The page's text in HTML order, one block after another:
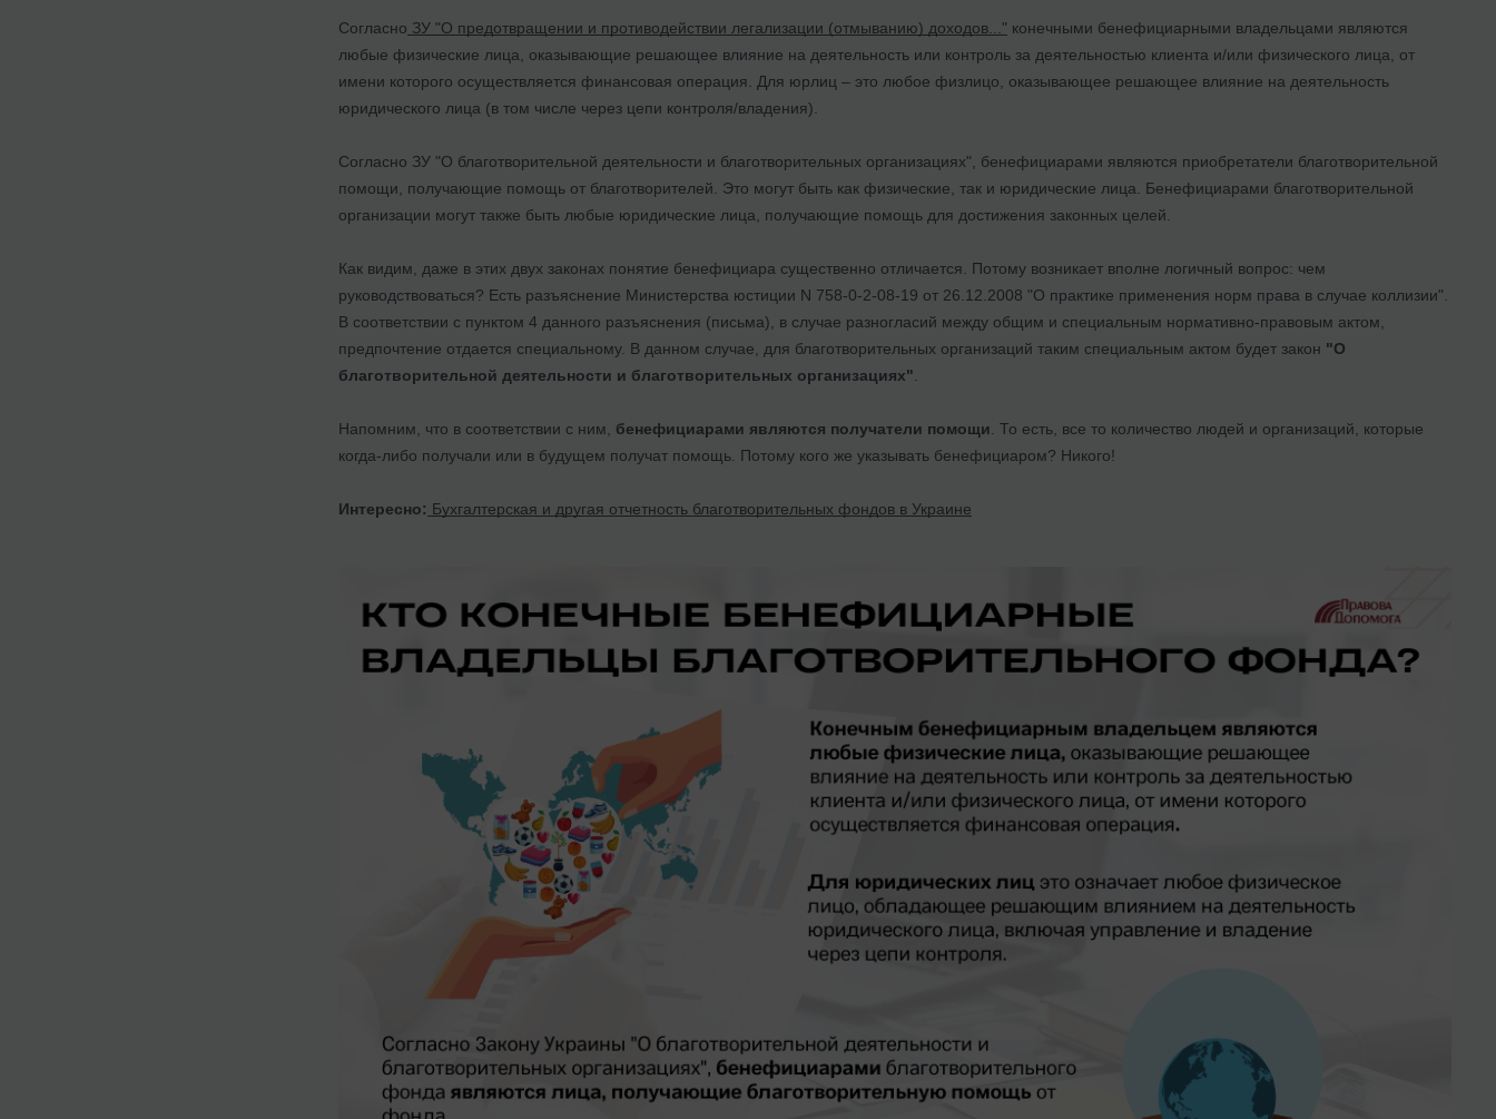
Согласно ЗУ "О предотвращении и противодействии легализации (отмыванию) доходов..." конечными бенефициарными владельцами являются
любые физические лица, оказывающие решающее влияние на деятельность или контроль за деятельностью клиента и/или физического лица, от
имени которого осуществляется финансовая операция. Для юрлиц – это любое физлицо, оказывающее решающее влияние на деятельность
юридического лица (в том числе через цепи контроля/владения).
Согласно ЗУ "О благотворительной деятельности и благотворительных организациях", бенефициарами являются приобретатели благотворительной
помощи, получающие помощь от благотворителей. Это могут быть как физические, так и юридические лица. Бенефициарами благотворительной
организации могут также быть любые юридические лица, получающие помощь для достижения законных целей.
Как видим, даже в этих двух законах понятие бенефициара существенно отличается. Потому возникает вполне логичный вопрос: чем
руководствоваться? Есть разъяснение Министерства юстиции N 758-0-2-08-19 от 26.12.2008 "О практике применения норм права в случае коллизии".
В соответствии с пунктом 4 данного разъяснения (письма), в случае разногласий между общим и специальным нормативно-правовым актом,
предпочтение отдается специальному. В данном случае, для благотворительных организаций таким специальным актом будет закон "О
благотворительной деятельности и благотворительных организациях"
Напомним, что в соответствии с ним, бенефициарами являются получатели помощи . То есть, все то количество людей и организаций, которые
когда-либо получали или в будущем получат помощь. Потому кого же указывать бенефициаром? Никого!
Интересно: Бухгалтерская и другая отчетность благотворительных фондов в Украине